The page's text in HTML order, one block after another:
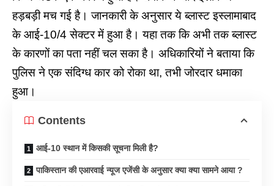
हड़बड़ी मच गई है। जानकारी के अनुसार ये ब्लास्ट इस्लामाबाद
के आई-10/4 सेक्टर में हुआ है। यहा तक कि अभी तक ब्लास्ट
के कारणों का पता नहीं चल सका है। अधिकारियों ने बताया कि
पुलिस ने एक संदिग्ध कार को रोका था, तभी जोरदार धमाका
हुआ।
Contents
आई-10 स्थान में किसकी सूचना मिली है?
पाकिस्तान की एआरवाई न्यूज एजेंसी के अनुसार क्या क्या सामने आया ?